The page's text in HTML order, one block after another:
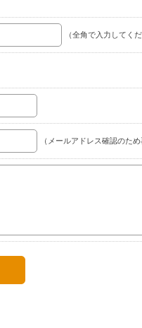
（全角で入力してくだ
（メールアドレス確認のた